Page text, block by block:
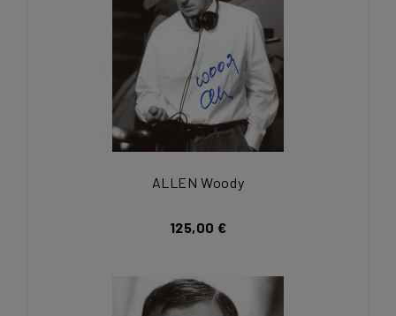
ALLEN Woody
125,00 €